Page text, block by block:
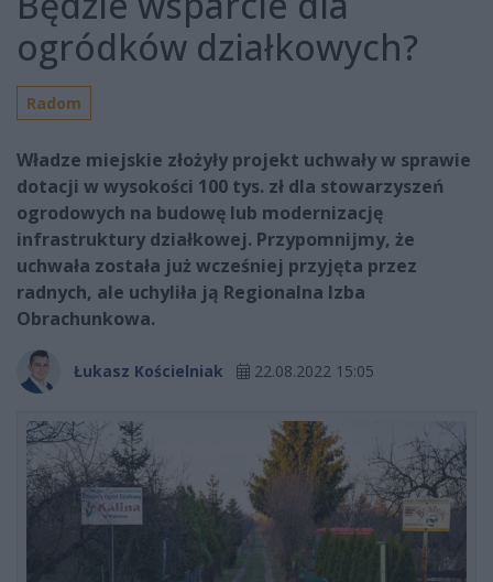
ogródków działkowych?
Radom
Władze miejskie złożyły projekt uchwały w sprawie
dotacji w wysokości 100 tys. zł dla stowarzyszeń
ogrodowych na budowę lub modernizację
infrastruktury działkowej. Przypomnijmy, że
uchwała została już wcześniej przyjęta przez
radnych, ale uchyliła ją Regionalna Izba
Obrachunkowa.
Łukasz Kościelniak 22.08.2022 15:05